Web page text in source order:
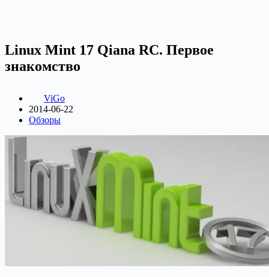
Linux Mint 17 Qiana RC. Первое
знакомство
ViGo
2014-06-22
Обзоры